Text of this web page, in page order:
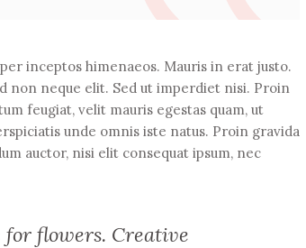
inceptos himenaeos. Mauris in erat justo.
non neque elit. Sed ut imperdiet nisi. Proin
feugiat, velit mauris egestas quam, ut
unde omnis iste natus. Proin gravida
auctor, nisi elit consequat ipsum, nec
for flowers. Creative